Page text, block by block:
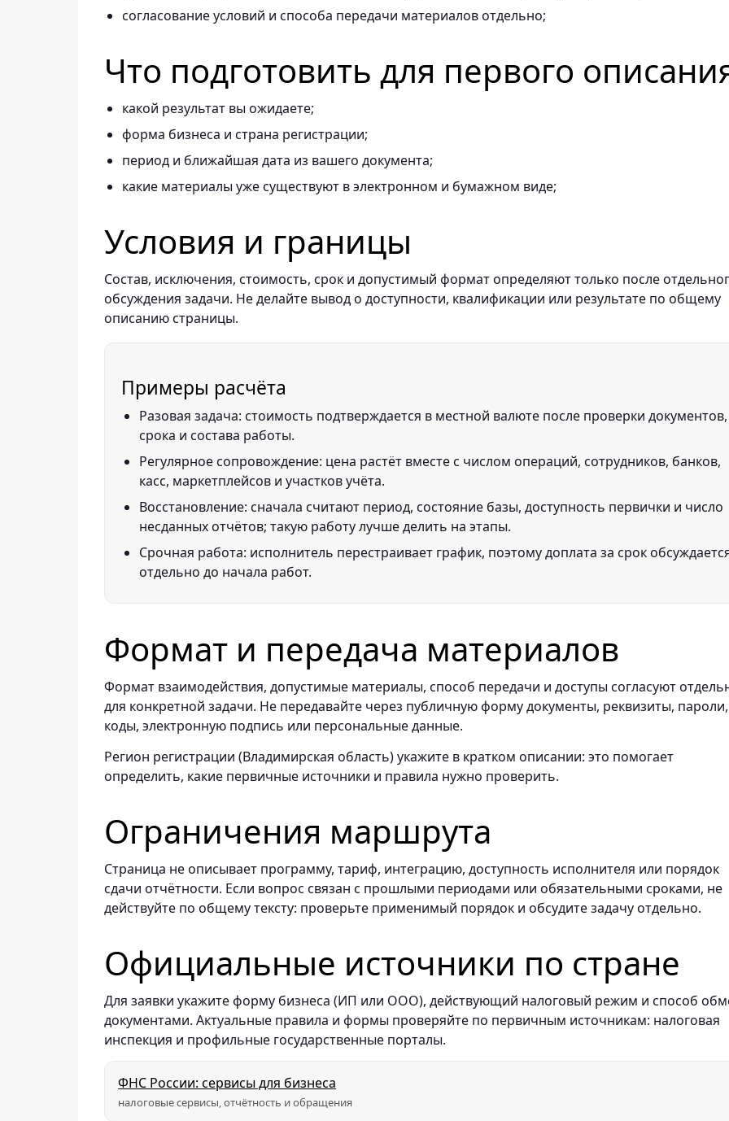
согласование условий и способа передачи материалов отдельно;
Что подготовить для первого
какой результат вы ожидаете;
форма бизнеса и страна регистрации;
период и ближайшая дата из вашего документа;
какие материалы уже существуют в электронном и бумажном виде;
Условия и границы
Состав, исключения, стоимость, срок и допустимый формат определяют только после
обсуждения задачи. Не делайте вывод о доступности, квалификации или результате по общему
описанию страницы.
Примеры расчёта
Разовая задача: стоимость подтверждается в местной валюте после проверки документов,
срока и состава работы.
Регулярное сопровождение: цена растёт вместе с числом операций, сотрудников, банков,
касс, маркетплейсов и участков учёта.
Восстановление: сначала считают период, состояние базы, доступность первички и число
несданных отчётов; такую работу лучше делить на этапы.
Срочная работа: исполнитель перестраивает график, поэтому доплата за срок
отдельно до начала работ.
Формат и передача материалов
Формат взаимодействия, допустимые материалы, способ передачи и доступы согласуют
для конкретной задачи. Не передавайте через публичную форму документы, реквизиты, пароли,
коды, электронную подпись или персональные данные.
Регион регистрации (Владимирская область) укажите в кратком описании: это помогает
определить, какие первичные источники и правила нужно проверить.
Ограничения маршрута
Страница не описывает программу, тариф, интеграцию, доступность исполнителя или порядок
сдачи отчётности. Если вопрос связан с прошлыми периодами или обязательными сроками, не
действуйте по общему тексту: проверьте применимый порядок и обсудите задачу отдельно.
Официальные источники по стране
Для заявки укажите форму бизнеса (ИП или ООО), действующий налоговый режим и способ
документами. Актуальные правила и формы проверяйте по первичным источникам: налоговая
инспекция и профильные государственные порталы.
ФНС России: сервисы для бизнеса
налоговые сервисы, отчётность и обращения